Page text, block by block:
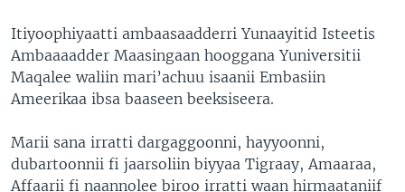
Itiyoophiyaatti ambaasaadderri Yunaayitid Isteetis
Ambaaaadder Maasingaan hooggana Yuniversitii
Maqalee waliin mari’achuu isaanii Embasiin
Ameerikaa ibsa baaseen beeksiseera.
Marii sana irratti dargaggoonni, hayyoonni,
dubartoonnii fi jaarsoliin biyyaa Tigraay, Amaaraa,
Affaarii fi naannolee biroo irratti waan hirmaataniif